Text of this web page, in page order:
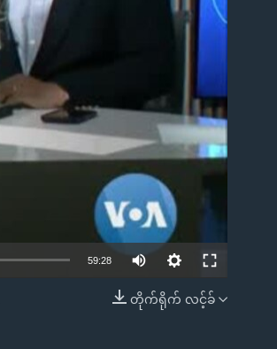
EMBED
59:28
တိုက်ရိုက် လင့်ခ်